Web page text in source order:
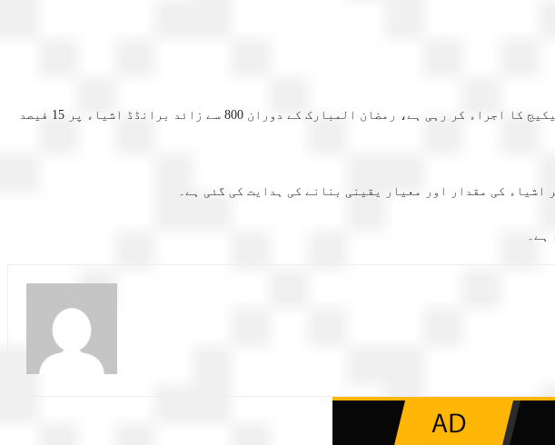
وفاقی وزیر رانا تنویر حسین نے کہا ہے کہ یوٹیلیٹی اسٹورز عوام کو مہنگائی سے بچانے کےلیے رمضان ریلیف پیکیج کا اجراء کر رہی ہے، رمضان المبارک کے دوران 800 سے زائد برانڈڈ اشیاء پر 15 فیصد
کی مقدار اور معیار یقینی بنانے کی ہدایت کی گئی ہے۔